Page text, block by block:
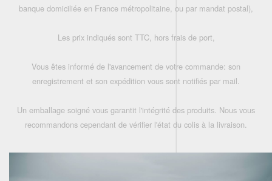
banque domiciliée en France métropolitaine, ou par mandat postal),
Les prix indiqués sont TTC, hors frais de port,
Vous êtes informé de l'avancement de votre commande: son
enregistrement et son expédition vous sont notifiés par mail.
Un emballage soigné vous garantit l'intégrité des produits. Nous vous
recommandons cependant de vérifier l'état du colis à la livraison.